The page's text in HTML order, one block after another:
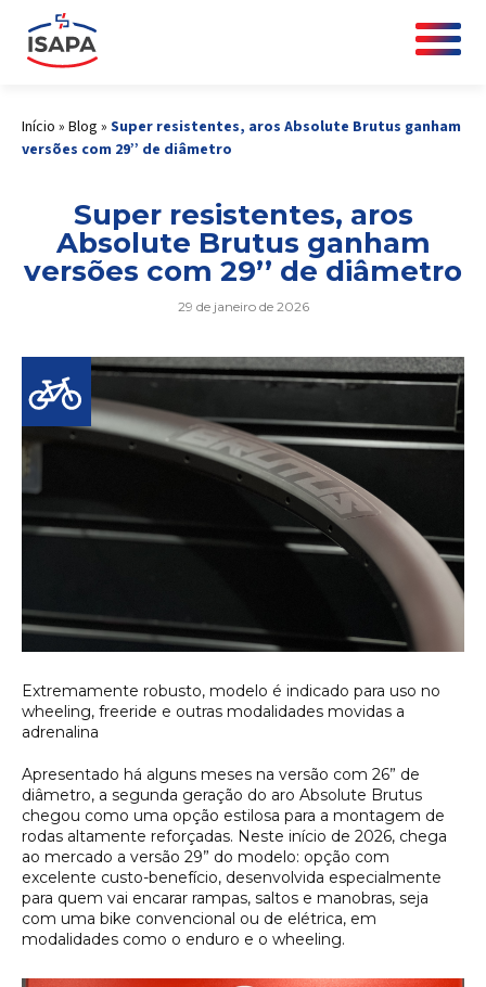
Início » Blog » Super resistentes, aros Absolute Brutus ganham
versões com 29’’ de diâmetro
Super resistentes, aros
Absolute Brutus ganham
versões com 29’’ de diâmetro
29 de janeiro de 2026
Extremamente robusto, modelo é indicado para uso no
wheeling, freeride e outras modalidades movidas a
adrenalina
Apresentado há alguns meses na versão com 26” de
diâmetro, a segunda geração do aro Absolute Brutus
chegou como uma opção estilosa para a montagem de
rodas altamente reforçadas. Neste início de 2026, chega
ao mercado a versão 29” do modelo: opção com
excelente custo-benefício, desenvolvida especialmente
para quem vai encarar rampas, saltos e manobras, seja
com uma bike convencional ou de elétrica, em
modalidades como o enduro e o wheeling.